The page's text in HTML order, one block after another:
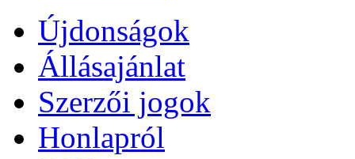
Újdonságok
Állásajánlat
Szerzői jogok
Honlapról